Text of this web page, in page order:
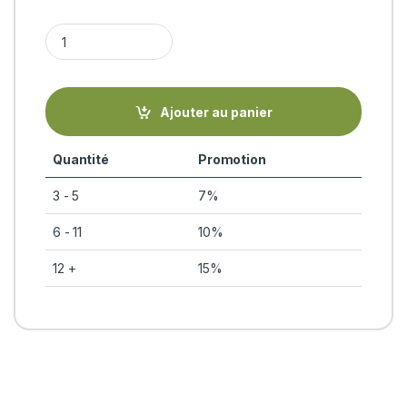
DIAREX (30 comprimés) Himalaya Herbals quantity
Ajouter au panier
Quantité Promotion
3 - 5 7%
6 - 11 10%
12 + 15%